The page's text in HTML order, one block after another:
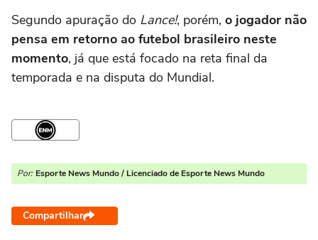
Segundo apuração do Lance!, porém, o jogador não
pensa em retorno ao futebol brasileiro neste
momento, já que está focado na reta final da
temporada e na disputa do Mundial.
Por: Esporte News Mundo / Licenciado de Esporte News Mundo
Compartilhar